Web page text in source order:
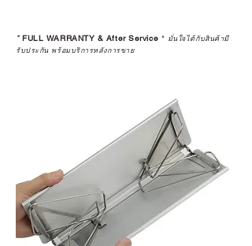
*FULL WARRANTY & After Service * มั่นใจได้กับสินค้ามี
รับประกัน พร้อมบริการหลังการขาย